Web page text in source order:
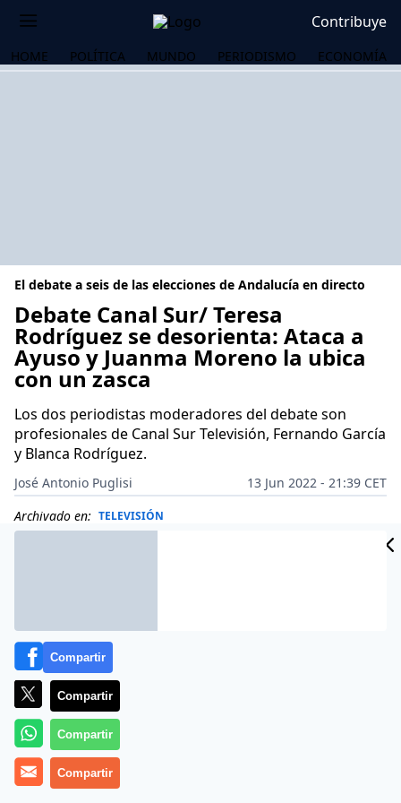
Contribuye
HOME POLÍTICA MUNDO PERIODISMO ECONOMÍA
El debate a seis de las elecciones de Andalucía en directo
Debate Canal Sur/ Teresa
Rodríguez se desorienta: Ataca a
Ayuso y Juanma Moreno la ubica
con un zasca
Los dos periodistas moderadores del debate son
profesionales de Canal Sur Televisión, Fernando García
y Blanca Rodríguez.
José Antonio Puglisi
13 Jun 2022 - 21:39 CET
Archivado en: TELEVISIÓN
Compartir
Compartir
Compartir
Compartir